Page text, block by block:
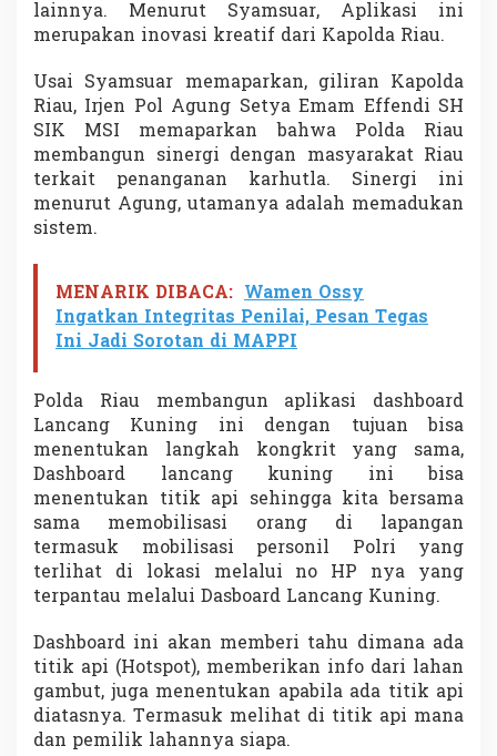
m
d
R
i
a
u
C
e
g
a
n
A
t
i
K
a
r
h
u
t
l
lainnya. Menurut Syamsuar, Aplikasi ini
merupakan inovasi kreatif dari Kapolda Riau.
Usai Syamsuar memaparkan, giliran Kapolda
Riau, Irjen Pol Agung Setya Emam Effendi SH
SIK MSI memaparkan bahwa Polda Riau
membangun sinergi dengan masyarakat Riau
terkait penanganan karhutla. Sinergi ini
menurut Agung, utamanya adalah memadukan
sistem.
MENARIK DIBACA: Wamen Ossy
Ingatkan Integritas Penilai, Pesan Tegas
Ini Jadi Sorotan di MAPPI
Polda Riau membangun aplikasi dashboard
Lancang Kuning ini dengan tujuan bisa
menentukan langkah kongkrit yang sama,
Dashboard lancang kuning ini bisa
menentukan titik api sehingga kita bersama
sama memobilisasi orang di lapangan
termasuk mobilisasi personil Polri yang
terlihat di lokasi melalui no HP nya yang
terpantau melalui Dasboard Lancang Kuning.
Dashboard ini akan memberi tahu dimana ada
titik api (Hotspot), memberikan info dari lahan
gambut, juga menentukan apabila ada titik api
diatasnya. Termasuk melihat di titik api mana
dan pemilik lahannya siapa.